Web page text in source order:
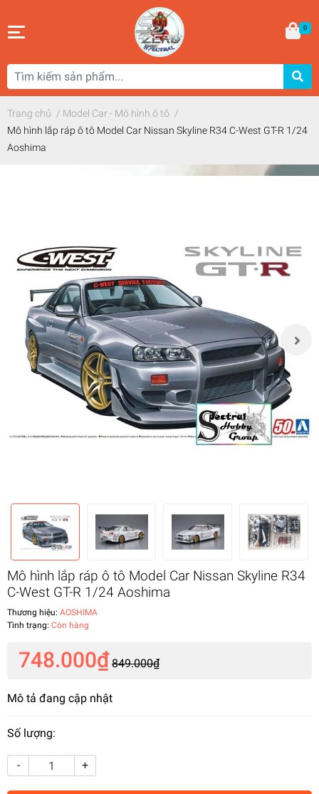
0
Trang chủ / Model Car - Mô hình ô tô /
Mô hình lắp ráp ô tô Model Car Nissan Skyline R34 C-West GT-R 1/24
Aoshima
Mô hình lắp ráp ô tô Model Car Nissan Skyline R34
C-West GT-R 1/24 Aoshima
Thương hiệu: AOSHIMA
Tình trạng: Còn hàng
748.000₫ 849.000₫
Mô tả đang cập nhật
Số lượng:
- +